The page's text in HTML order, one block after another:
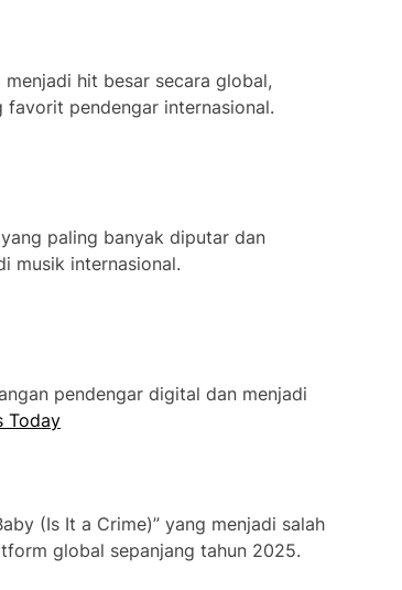
hit besar secara global,
pendengar internasional.
paling banyak diputar dan
musik internasional.
pendengar digital dan menjadi
Today
(Is It a Crime)” yang menjadi salah
global sepanjang tahun 2025.